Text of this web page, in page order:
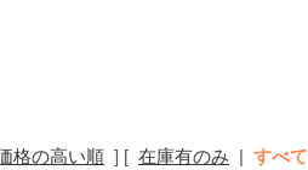
格の高い順 ] [ 在庫有のみ | すべて